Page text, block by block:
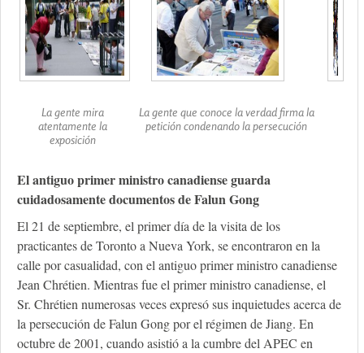
La gente mira
atentamente la
exposición
La gente que conoce la verdad firma la
petición condenando la persecución
El antiguo primer ministro canadiense guarda
cuidadosamente documentos de Falun Gong
El 21 de septiembre, el primer día de la visita de los
practicantes de Toronto a Nueva York, se encontraron en la
calle por casualidad, con el antiguo primer ministro canadiense
Jean Chrétien. Mientras fue el primer ministro canadiense, el
Sr. Chrétien numerosas veces expresó sus inquietudes acerca de
la persecución de Falun Gong por el régimen de Jiang. En
octubre de 2001, cuando asistió a la cumbre del APEC en